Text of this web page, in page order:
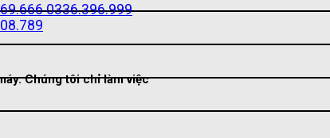
0336.396.999
Chúng tôi chỉ làm việc